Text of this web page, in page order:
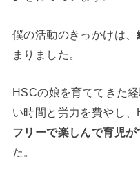
僕の活動のきっかけは、
まりました
HSCの娘を育ててきた
い時間と労力を費やし
フリーで楽しんで育児が
た。